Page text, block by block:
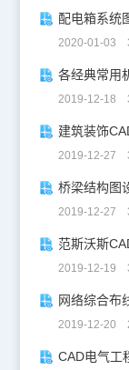
配电箱系统
2020-01-03
各经典常用
2019-12-18
建筑装饰
2019-12-27
桥梁结构图
2019-12-27
范斯沃斯
2019-12-19
网络综合布
2019-12-20
CAD电气工